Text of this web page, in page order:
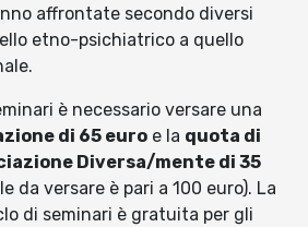
affrontate secondo diversi
etno-psichiatrico a quello
è necessario versare una
di 65 euro e la quota di
Diversa/mente di 35
da versare è pari a 100 euro). La
di seminari è gratuita per gli